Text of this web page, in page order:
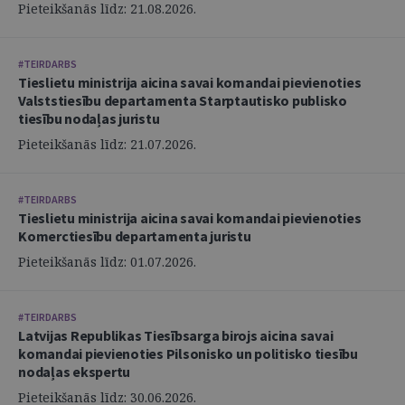
Pieteikšanās līdz: 21.08.2026.
#TEIRDARBS
Tieslietu ministrija aicina savai komandai pievienoties
Valststiesību departamenta Starptautisko publisko
tiesību nodaļas juristu
Pieteikšanās līdz: 21.07.2026.
#TEIRDARBS
Tieslietu ministrija aicina savai komandai pievienoties
Komerctiesību departamenta juristu
Pieteikšanās līdz: 01.07.2026.
#TEIRDARBS
Latvijas Republikas Tiesībsarga birojs aicina savai
komandai pievienoties Pilsonisko un politisko tiesību
nodaļas ekspertu
Pieteikšanās līdz: 30.06.2026.